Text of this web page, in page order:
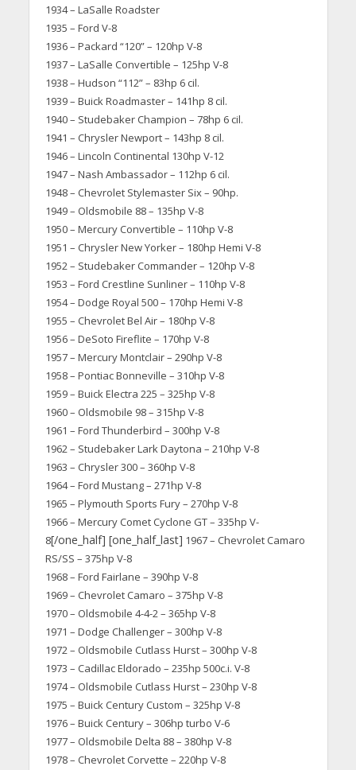
1934 – LaSalle Roadster
1935 – Ford V-8
1936 – Packard “120” – 120hp V-8
1937 – LaSalle Convertible – 125hp V-8
1938 – Hudson “112” – 83hp 6 cil.
1939 – Buick Roadmaster – 141hp 8 cil.
1940 – Studebaker Champion – 78hp 6 cil.
1941 – Chrysler Newport – 143hp 8 cil.
1946 – Lincoln Continental 130hp V-12
1947 – Nash Ambassador – 112hp 6 cil.
1948 – Chevrolet Stylemaster Six – 90hp.
1949 – Oldsmobile 88 – 135hp V-8
1950 – Mercury Convertible – 110hp V-8
1951 – Chrysler New Yorker – 180hp Hemi V-8
1952 – Studebaker Commander – 120hp V-8
1953 – Ford Crestline Sunliner – 110hp V-8
1954 – Dodge Royal 500 – 170hp Hemi V-8
1955 – Chevrolet Bel Air – 180hp V-8
1956 – DeSoto Fireflite – 170hp V-8
1957 – Mercury Montclair – 290hp V-8
1958 – Pontiac Bonneville – 310hp V-8
1959 – Buick Electra 225 – 325hp V-8
1960 – Oldsmobile 98 – 315hp V-8
1961 – Ford Thunderbird – 300hp V-8
1962 – Studebaker Lark Daytona – 210hp V-8
1963 – Chrysler 300 – 360hp V-8
1964 – Ford Mustang – 271hp V-8
1965 – Plymouth Sports Fury – 270hp V-8
1966 – Mercury Comet Cyclone GT – 335hp V-
8[/one_half] [one_half_last] 1967 – Chevrolet Camaro
RS/SS – 375hp V-8
1968 – Ford Fairlane – 390hp V-8
1969 – Chevrolet Camaro – 375hp V-8
1970 – Oldsmobile 4-4-2 – 365hp V-8
1971 – Dodge Challenger – 300hp V-8
1972 – Oldsmobile Cutlass Hurst – 300hp V-8
1973 – Cadillac Eldorado – 235hp 500c.i. V-8
1974 – Oldsmobile Cutlass Hurst – 230hp V-8
1975 – Buick Century Custom – 325hp V-8
1976 – Buick Century – 306hp turbo V-6
1977 – Oldsmobile Delta 88 – 380hp V-8
1978 – Chevrolet Corvette – 220hp V-8